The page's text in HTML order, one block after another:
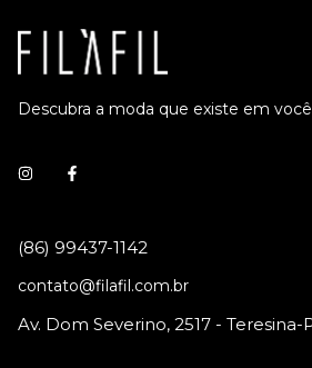
Descubra a moda que existe em você
contato@filafil.com.br